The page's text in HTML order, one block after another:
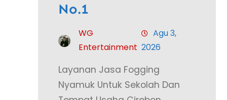
No.1
WG
Entertainment
Agu 3,
2026
Layanan Jasa Fogging
Nyamuk Untuk Sekolah Dan